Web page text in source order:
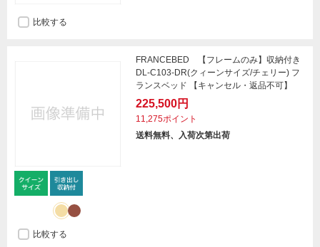
比較する
FRANCEBED 【フレームのみ】収納付き
DL-C103-DR(クィーンサイズ/チェリー) フ
ランスベッド 【キャンセル・返品不可】
225,500円
11,275ポイント
送料無料、入荷次第出荷
比較する